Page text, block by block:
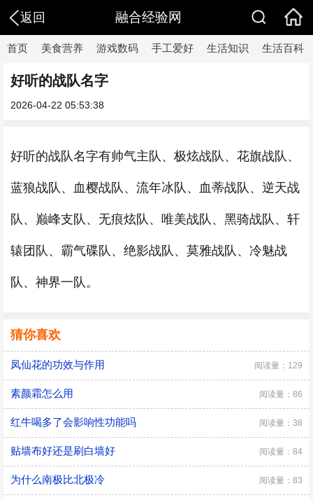
返回 融合经验网
首页 美食营养 游戏数码 手工爱好 生活知识 生活百科
好听的战队名字
2026-04-22 05:53:38
好听的战队名字有帅气主队、极炫战队、花旗战队、
蓝狼战队、血樱战队、流年冰队、血蒂战队、逆天战
队、巅峰支队、无痕炫队、唯美战队、黑骑战队、轩
辕团队、霸气碟队、绝影战队、莫雅战队、冷魅战
队、神界一队。
猜你喜欢
凤仙花的功效与作用 阅读量：129
素颜霜怎么用 阅读量：86
红牛喝多了会影响性功能吗 阅读量：38
贴墙布好还是刷白墙好 阅读量：84
为什么南极比北极冷 阅读量：83